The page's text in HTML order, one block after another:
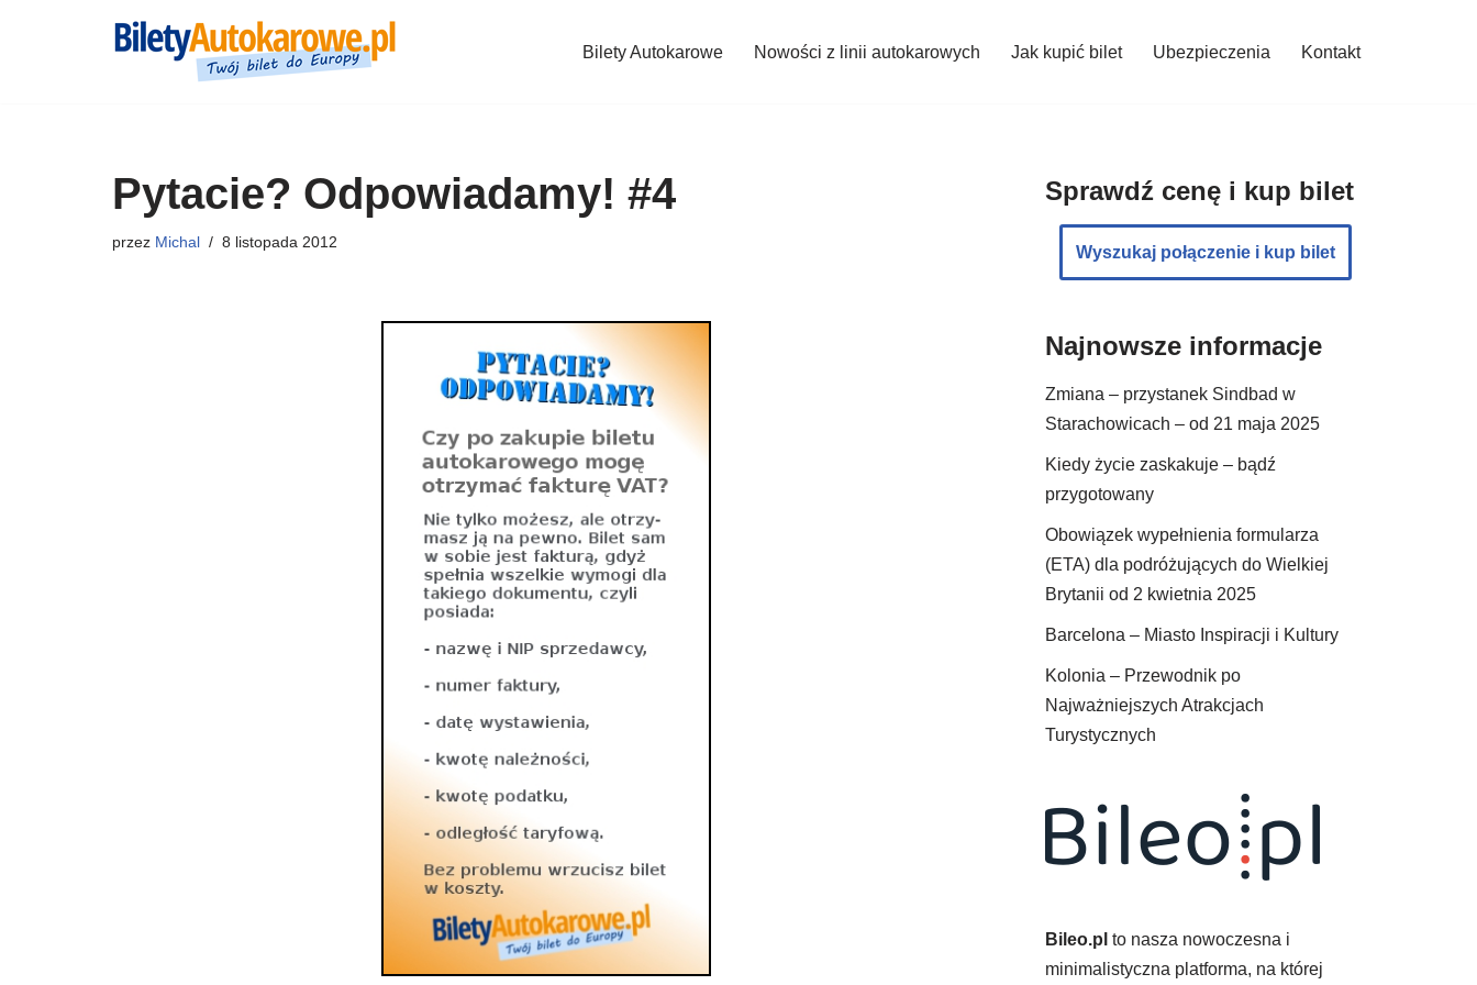
Bilety Autokarowe Nowości z linii autokarowych Jak kupić bilet Ubezpieczenia Kontakt
Pytacie? Odpowiadamy! #4
przez Michal 8 listopada 2012
Sprawdź cenę i kup bilet
Wyszukaj połączenie i kup bilet
Najnowsze informacje
Zmiana – przystanek Sindbad w
Starachowicach – od 21 maja 2025
Kiedy życie zaskakuje – bądź
przygotowany
Obowiązek wypełnienia formularza
(ETA) dla podróżujących do Wielkiej
Brytanii od 2 kwietnia 2025
Barcelona – Miasto Inspiracji i Kultury
Kolonia – Przewodnik po
Najważniejszych Atrakcjach
Turystycznych
Bileo.pl to nasza nowoczesna i
minimalistyczna platforma, na której